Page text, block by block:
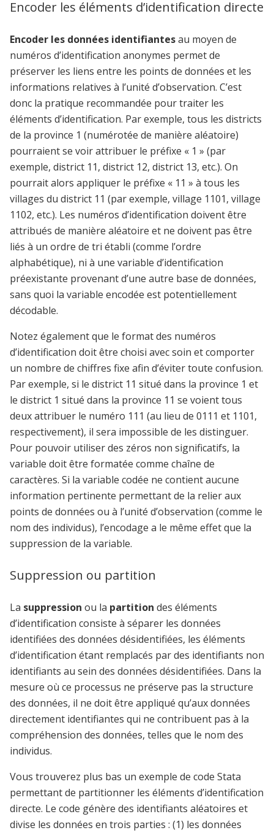
Encoder les éléments d’identification directe
Encoder les données identifiantesau moyen de
numéros d’identification anonymes permet de
préserver les liens entre les points de données et les
informations relatives à l’unité d’observation. C’est
donc la pratique recommandée pour traiter les
éléments d’identification. Par exemple, tous les districts
de la province 1 (numérotée de manière aléatoire)
pourraient se voir attribuer le préfixe « 1 » (par
exemple, district 11, district 12, district 13, etc.). On
pourrait alors appliquer le préfixe « 11 » à tous les
villages du district 11 (par exemple, village 1101, village
1102, etc.). Les numéros d’identification doivent être
attribués de manière aléatoire et ne doivent pas être
liés à un ordre de tri établi (comme l’ordre
alphabétique), ni à une variable d’identification
préexistante provenant d’une autre base de données,
sans quoi la variable encodée est potentiellement
décodable.
Notez également que le format des numéros
d’identification doit être choisi avec soin et comporter
un nombre de chiffres fixe afin d’éviter toute confusion.
Par exemple, si le district 11 situé dans la province 1 et
le district 1 situé dans la province 11 se voient tous
deux attribuer le numéro 111 (au lieu de 0111 et 1101,
respectivement), il sera impossible de les distinguer.
Pour pouvoir utiliser des zéros non significatifs, la
variable doit être formatée comme chaîne de
caractères. Si la variable codée ne contient aucune
information pertinente permettant de la relier aux
points de données ou à l’unité d’observation (comme le
nom des individus), l’encodage a le même effet que la
suppression de la variable.
Suppression ou partition
La suppression ou la partition des éléments
d’identification consiste à séparer les données
identifiées des données désidentifiées, les éléments
d’identification étant remplacés par des identifiants non
identifiants au sein des données désidentifiées. Dans la
mesure où ce processus ne préserve pas la structure
des données, il ne doit être appliqué qu’aux données
directement identifiantes qui ne contribuent pas à la
compréhension des données, telles que le nom des
individus.
Vous trouverez plus bas un exemple de code Stata
permettant de partitionner les éléments d’identification
directe. Le code génère des identifiants aléatoires et
divise les données en trois parties : (1) les données